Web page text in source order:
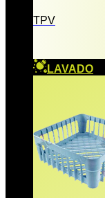
TPV
LAVADO